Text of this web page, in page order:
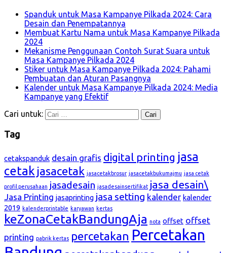
Spanduk untuk Masa Kampanye Pilkada 2024: Cara
Desain dan Penempatannya
Membuat Kartu Nama untuk Masa Kampanye Pilkada
2024
Mekanisme Penggunaan Contoh Surat Suara untuk
Masa Kampanye Pilkada 2024
Stiker untuk Masa Kampanye Pilkada 2024: Pahami
Pembuatan dan Aturan Pasangnya
Kalender untuk Masa Kampanye Pilkada 2024: Media
Kampanye yang Efektif
Cari untuk:
Tag
cetakspanduk desain grafis digital printing jasa
cetak jasacetak jasacetakbrosur jasacetakbukumajmu jasa cetak
profil perusahaan jasadesain jasadesainsertifikat jasa desain\
Jasa Printing jasaprinting jasa setting kalender kalender
2019 kalenderprintable karyawan kertas
keZonaCetakBandungAja nota offset offset
printing pabrik kertas percetakan Percetakan